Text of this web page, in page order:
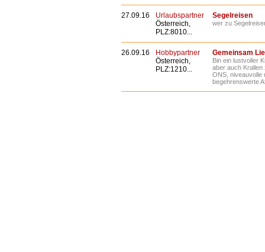
27.09.16
Urlaubspartner
Österreich,
PLZ:8010...
Segelreisen
wer zu
26.09.16
Hobbypartner
Österreich,
PLZ:1210...
Gemeinsam
Bin ein lustvoller
aber auch Krallen
ONS, niveauvolle
begehrenswerte